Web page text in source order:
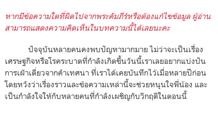
หากมีข้อความใดที่ผิดไปจากพระคัมภีร์หรือต้องแก้ไขข้อมูล ผู้อ่าน
สามารถแสดงความคิดเห็นในบทความนี้ได้เลยนะคะ
ปัจจุบันหลายคนคงพบปัญหามากมาย ไม่ว่าจะเป็นเรื่อง
เศรษฐกิจหรือโรคระบาดที่กำลังเกิดขึ้นวันนี้เราเลยอยากแบ่งปัน
การเฝ้าเดี่ยวจากคำเทศนา ที่เราได้เคยบันทึกไว้เมื่อหลายปีก่อน
โดยหวังว่าเรื่องราวและข้อความเหล่านี้จะช่วยหนุนใจพี่น้อง และ
เป็นกำลังใจให้กับหลายคนที่กำลังเผชิญกับวิกฤติในตอนนี้